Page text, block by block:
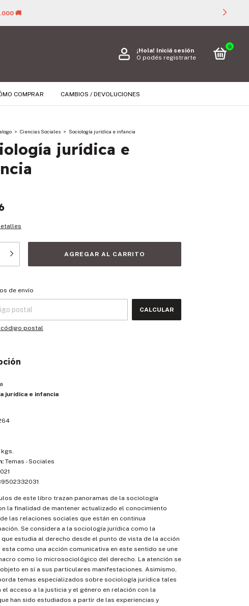
🚚
¡Hola! Iniciá sesión
O podés registrarte
0
COMPRAR CAMBIOS / DEVOLUCIONES
> Ciencias Sociales > Sociología jurídica e infancia
jurídica e
el CP:
de envío
CALCULAR
código postal
jurídica e infancia
kgs.
Temas - Sociales
de este libro trazan panoramas de la sociología
la finalidad de mantener actualizado el conocimiento
las relaciones sociales que están en continua
Se considera a la sociología jurídica como la
estudia al derecho desde el punto de vista de la acción
esta como una acción comunicativa en este sentido se une
como lo microsociológico del derecho. La atención se
en sí a sus particulares manifestaciones. Asimismo,
temas especializados sobre sociología jurídica tales
el acceso a la justicia y el género en relación con la
han sido estudiados a partir de las experiencias y